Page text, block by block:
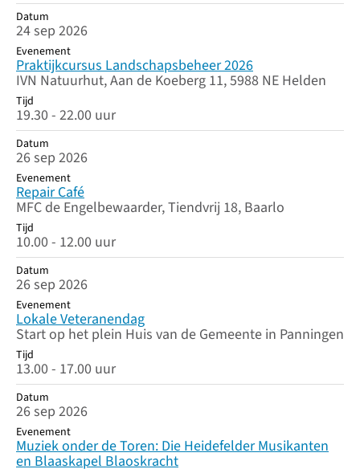
Datum
24 sep 2026
Evenement
Praktijkcursus Landschapsbeheer 2026
IVN Natuurhut, Aan de Koeberg 11, 5988 NE Helden
Tijd
19.30 - 22.00 uur
Datum
26 sep 2026
Evenement
Repair Café
MFC de Engelbewaarder, Tiendvrij 18, Baarlo
Tijd
10.00 - 12.00 uur
Datum
26 sep 2026
Evenement
Lokale Veteranendag
Start op het plein Huis van de Gemeente in Panningen
Tijd
13.00 - 17.00 uur
Datum
26 sep 2026
Evenement
Muziek onder de Toren: Die Heidefelder Musikanten
en Blaaskapel Blaoskracht